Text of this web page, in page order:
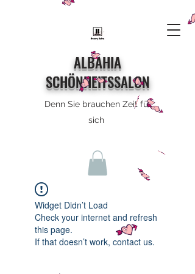
ALBAHIA
SCHÖNHEITSSALON
Denn Sie brauchen Zeit für
sich
Widget Didn’t Load
Check your internet and refresh
this page.
If that doesn’t work, contact us.